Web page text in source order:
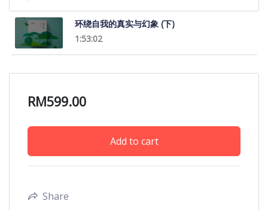
环绕自我的真实与幻象 (下)
1:53:02
RM599.00
Add to cart
Share